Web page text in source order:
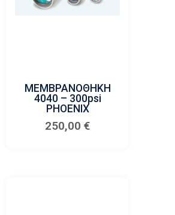
ΜΕΜΒΡΑΝΟΘΗΚΗ
4040 – 300psi
PHOENIX
250,00€